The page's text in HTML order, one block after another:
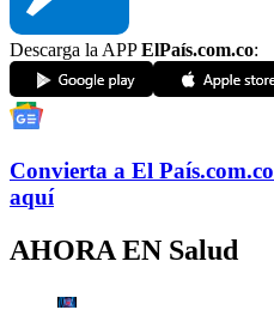
Descarga la APPElPaís.com.co:
Convierta a El País.com.co
aquí
AHORA EN Salud